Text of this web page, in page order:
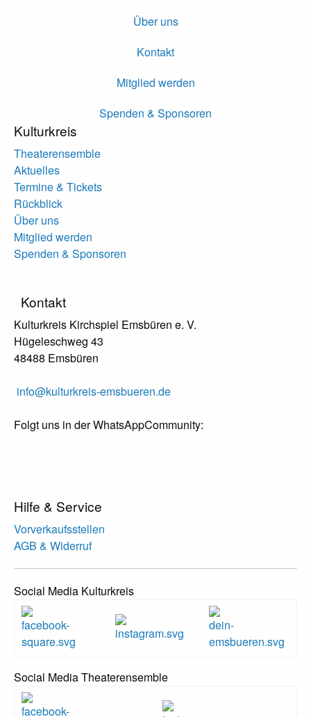
Über uns
Kontakt
Mitglied werden
Spenden & Sponsoren
Kulturkreis
Theaterensemble
Aktuelles
Termine & Tickets
Rückblick
Über uns
Mitglied werden
Spenden & Sponsoren
Kontakt
Kulturkreis Kirchspiel Emsbüren e. V.
Hügeleschweg 43
48488 Emsbüren
info@kulturkreis-emsbueren.de
Folgt uns in der WhatsAppCommunity:
Hilfe & Service
Vorverkaufsstellen
AGB & Widerruf
Social Media Kulturkreis
Social Media Theaterensemble